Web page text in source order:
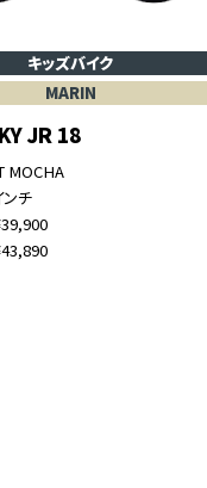
キッズバイク
MARIN
JR 18
MOCHA
チ